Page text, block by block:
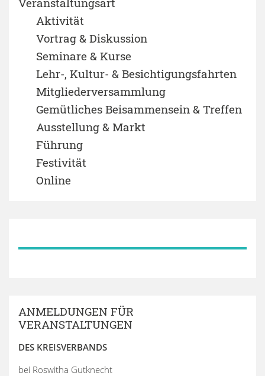
Aktivität
Vortrag & Diskussion
Seminare & Kurse
Lehr-, Kultur- & Besichtigungsfahrten
Mitgliederversammlung
Gemütliches Beisammensein & Treffen
Ausstellung & Markt
Führung
Festivität
Online
ANMELDUNGEN FÜR
VERANSTALTUNGEN
DES KREISVERBANDS
bei Roswitha Gutknecht